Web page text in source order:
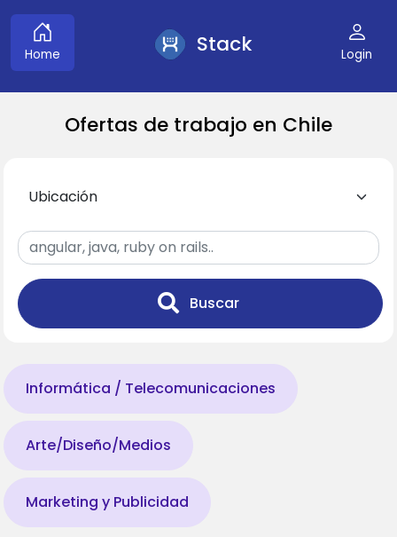
Home Stack Login
Ofertas de trabajo en Chile
Buscar
Informática / Telecomunicaciones
Arte/Diseño/Medios
Marketing y Publicidad